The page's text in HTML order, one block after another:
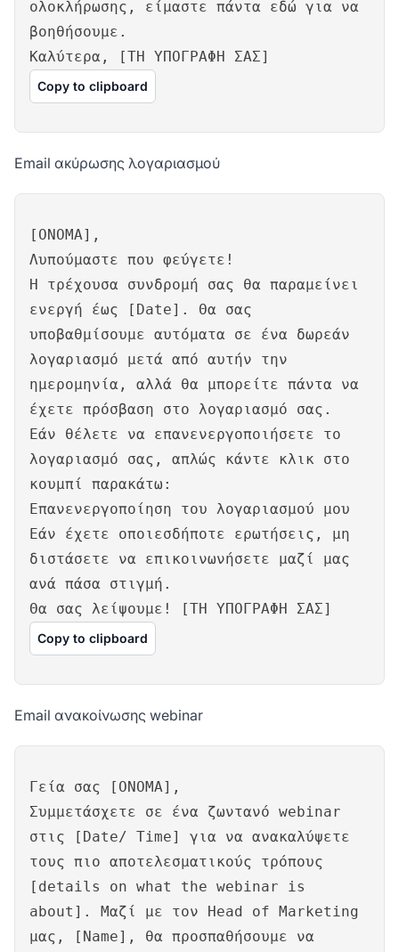
ολοκλήρωσης, είμαστε πάντα εδώ για να
βοηθήσουμε.
Καλύτερα, [ΤΗ ΥΠΟΓΡΑΦΗ ΣΑΣ]
Copy to clipboard
Email ακύρωσης λογαριασμού
[ΟΝΟΜΑ],
Λυπούμαστε που φεύγετε!
Η τρέχουσα συνδρομή σας θα παραμείνει
ενεργή έως [Date]. Θα σας
υποβαθμίσουμε αυτόματα σε ένα δωρεάν
λογαριασμό μετά από αυτήν την
ημερομηνία, αλλά θα μπορείτε πάντα να
έχετε πρόσβαση στο λογαριασμό σας.
Εάν θέλετε να επανενεργοποιήσετε το
λογαριασμό σας, απλώς κάντε κλικ στο
κουμπί παρακάτω:
Επανενεργοποίηση του λογαριασμού μου
Εάν έχετε οποιεσδήποτε ερωτήσεις, μη
διστάσετε να επικοινωνήσετε μαζί μας
ανά πάσα στιγμή.
Θα σας λείψουμε! [ΤΗ ΥΠΟΓΡΑΦΗ ΣΑΣ]
Copy to clipboard
Email ανακοίνωσης webinar
Γεία σας [ΟΝΟΜΑ],
Συμμετάσχετε σε ένα ζωντανό webinar
στις [Date/ Time] για να ανακαλύψετε
τους πιο αποτελεσματικούς τρόπους
[details on what the webinar is
about]. Μαζί με τον Head of Marketing
μας, [Name], θα προσπαθήσουμε να